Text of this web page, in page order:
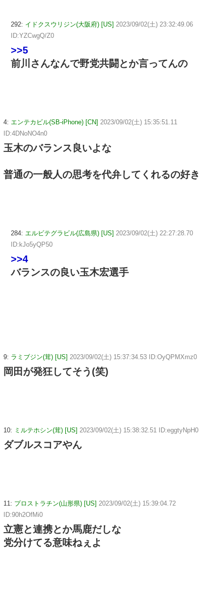
292: イドクスウリジン(大阪府) [US] 2023/09/02(土) 23:32:49.06
ID:YZCwgQ/Z0
>>5
前川さんなんで野党共闘とか言ってんの
4: エンテカビル(SB-iPhone) [CN] 2023/09/02(土) 15:35:51.11
ID:4DNoNO4n0
玉木のバランス良いよな
普通の一般人の思考を代弁してくれるの好き
284: エルビテグラビル(広島県) [US] 2023/09/02(土) 22:27:28.70
ID:kJo5yQP50
>>4
バランスの良い玉木宏選手
9: ラミブジン(茸) [US] 2023/09/02(土) 15:37:34.53 ID:OyQPMXmz0
岡田が発狂してそう(笑)
10: ミルテホシン(茸) [US] 2023/09/02(土) 15:38:32.51 ID:eggtyNpH0
ダブルスコアやん
11: プロストラチン(山形県) [US] 2023/09/02(土) 15:39:04.72
ID:90h2OfMi0
立憲と連携とか馬鹿だしな
党分けてる意味ねぇよ